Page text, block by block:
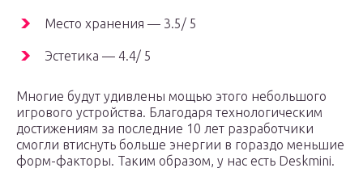
Место хранения — 3.5/ 5
Эстетика — 4.4/ 5
Многие будут удивлены мощью этого небольшого
игрового устройства. Благодаря технологическим
достижениям за последние 10 лет разработчики
смогли втиснуть больше энергии в гораздо меньшие
форм-факторы. Таким образом, у нас есть Deskmini.